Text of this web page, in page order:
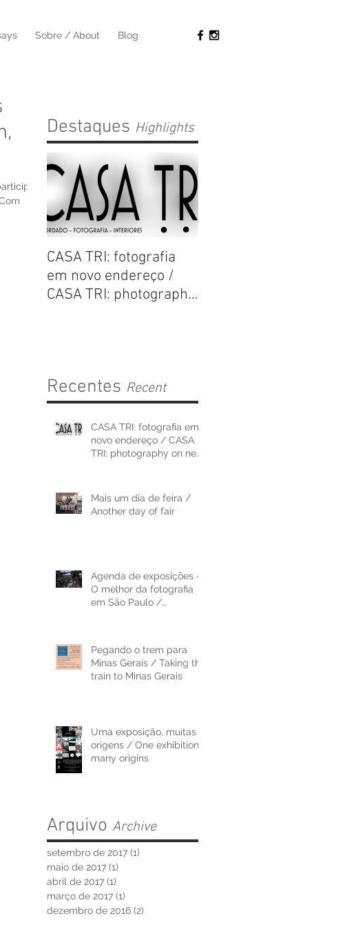
Sobre / About Blog
Destaques Highlights
CASA TRI: fotografia
em novo endereço /
CASA TRI: photography
Recentes Recent
CASA TRI: fotografia em
novo endereço / CASA
TRI: photography on new
Mais um dia de feira /
Another day of fair
Agenda de exposições -
O melhor da fotografia
em São Paulo /
Pegando o trem para
Minas Gerais / Taking the
train to Minas Gerais
Uma exposição, muitas
origens / One exhibition,
many origins
Arquivo Archive
setembro de 2017 (1)
maio de 2017 (1)
abril de 2017 (1)
março de 2017 (1)
dezembro de 2016 (2)